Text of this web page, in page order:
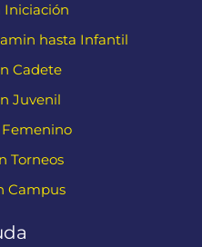
Iniciación
hasta Infantil
Cadete
Juvenil
Torneos
Campus